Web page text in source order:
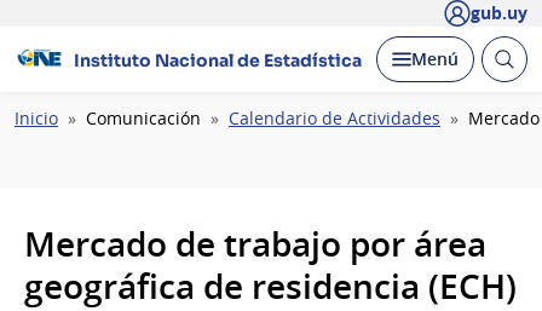
gub.uy
Instituto Nacional de Estadística Desplegar
Menú Abrir
Ruta
Inicio Comunicación Calendario de Actividades
Mercado de trabajo por área
geográfica de residencia (ECH)